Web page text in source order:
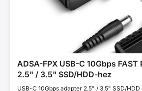
ADSA-FPX USB-C 10Gbps FAST
2.5" / 3.5" SSD/HDD-hez
USB-C 10Gbps adapter 2.5" / 3.5" SSD/HDD